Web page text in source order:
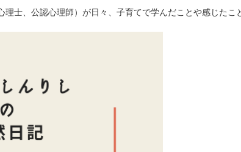
士、公認心理師）が日々、子育てで学んだことや感じたこ